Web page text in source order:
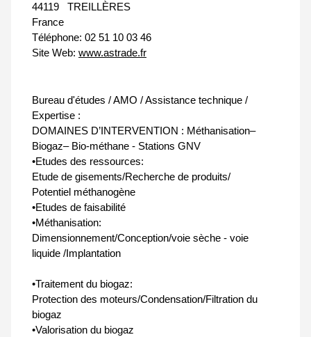
44119
TREILLÈRES
France
Téléphone: 02 51 10 03 46
Site Web: www.astrade.fr
Bureau d'études / AMO / Assistance technique /
Expertise :
DOMAINES D’INTERVENTION : Méthanisation–
Biogaz– Bio-méthane - Stations GNV
•Etudes des ressources:
Etude de gisements/Recherche de produits/
Potentiel méthanogène
•Etudes de faisabilité
•Méthanisation:
Dimensionnement/Conception/voie sèche - voie
liquide /Implantation
•Traitement du biogaz:
Protection des moteurs/Condensation/Filtration du
biogaz
•Valorisation du biogaz